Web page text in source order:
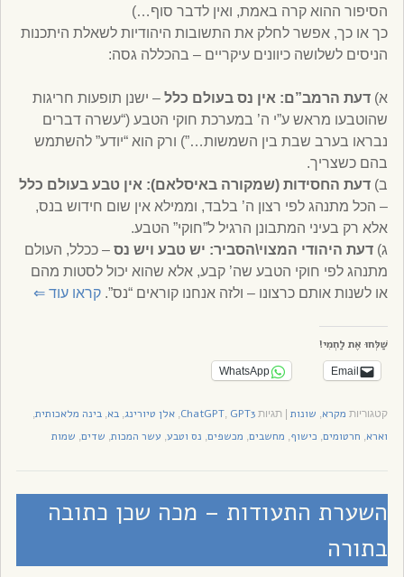
הסיפור ההוא קרה באמת, ואין לדבר סוף…)
כך או כך, אפשר לחלק את התשובות היהודיות לשאלת היתכנות
הניסים לשלושה כיוונים עיקריים – בהכללה גסה:
א)דעת הרמב”ם: אין נס בעולם כלל – ישנן תופעות חריגות
שהוטבעו מראש ע”י ה’ במערכת חוקי הטבע (“עשרה דברים
נבראו בערב שבת בין השמשות…”) ורק הוא “יודע” להשתמש
בהם כשצריך.
ב)דעת החסידות (שמקורה באיסלאם): אין טבע בעולם כלל
– הכל מתנהג לפי רצון ה’ בלבד, וממילא אין שום חידוש בנס,
אלא רק בעיני המתבונן הרגיל ל”חוקי” הטבע.
ג)דעת היהודי המצוי\הסביר: יש טבע ויש נס – ככלל, העולם
מתנהג לפי חוקי הטבע שה’ קבע, אלא שהוא יכול לסטות מהם
או לשנות אותם כרצונו – ולזה אנחנו קוראים “נס”. קראו עוד⇐
שַׁלְּחוּ אֶת לַחְמִי!
Email
WhatsApp
קטגוריות מקרא, שונות |תגיות ChatGPT, GPT3
,אלן טיורינג,בא,בינה מלאכותית,
וארא, חרטומים, כישוף, מחשבים, מכשפים, נס וטבע, עשר המכות, שדים, שמות
השערת התעודות – מכה שכן כתובה
בתורה